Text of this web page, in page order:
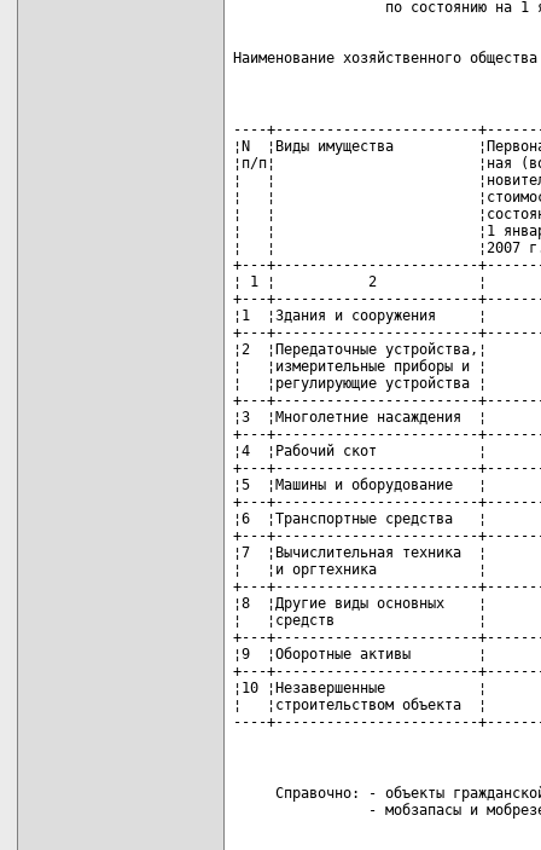
Наименование хозяйственного
----+------------------------
¦N  ¦Виды имущества
¦п/п¦                        ¦ная
¦   ¦
¦   ¦                        ¦стоимость
¦   ¦                        ¦состоянию
¦   ¦                        ¦1 января
¦   ¦                        ¦2007
+---+------------------------
¦ 1 ¦           2            ¦
+---+------------------------
¦1  ¦Здания и сооружения
+---+------------------------
¦2  ¦Передаточные
¦   ¦измерительные
¦   ¦регулирующие
+---+------------------------
¦3  ¦Многолетние
+---+------------------------
¦4  ¦Рабочий скот
+---+------------------------
¦5  ¦Машины и
+---+------------------------
¦6  ¦Транспортные
+---+------------------------
¦7  ¦Вычислительная
¦   ¦и оргтехника
+---+------------------------
¦8  ¦Другие виды
¦   ¦средств                 ¦
+---+------------------------
¦9  ¦Оборотные активы
+---+------------------------
¦10 ¦Незавершенные
¦   ¦строительством
----+------------------------
Справочно: - объекты